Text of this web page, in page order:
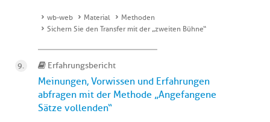
wb-web Material
Methoden
Sichern Sie den Transfer mit der „zweiten Bühne“
Erfahrungsbericht
Meinungen, Vorwissen und Erfahrungen
abfragen mit der Methode „Angefangene
Sätze vollenden“